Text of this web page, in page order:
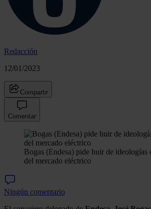
Redacción
12/01/2023
Compartir
Comentar
Bogas (Endesa) pide huir de ideologías
del mercado eléctrico
Ningún comentario